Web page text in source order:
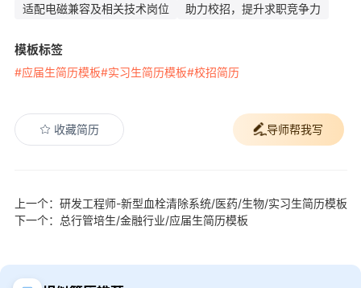
适配电磁兼容及相关技术岗位
助力校招，提升求职竞争力
模板标签
#应届生简历模板#实习生简历模板#校招简历
收藏简历 导师帮我写
上一个：研发工程师-新型血栓清除系统/医药/生物/实习生简历模板
下一个：总行管培生/金融行业/应届生简历模板